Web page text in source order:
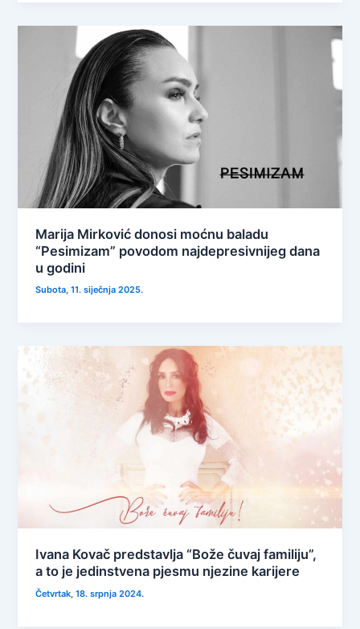
Marija Mirković donosi moćnu baladu
“Pesimizam” povodom najdepresivnijeg dana
u godini
Subota, 11. siječnja 2025.
Ivana Kovač predstavlja “Bože čuvaj familiju”,
a to je jedinstvena pjesmu njezine karijere
Četvrtak, 18. srpnja 2024.